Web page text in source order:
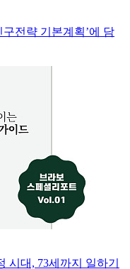
전략 기본계획’에 담
시대, 73세까지 일하기